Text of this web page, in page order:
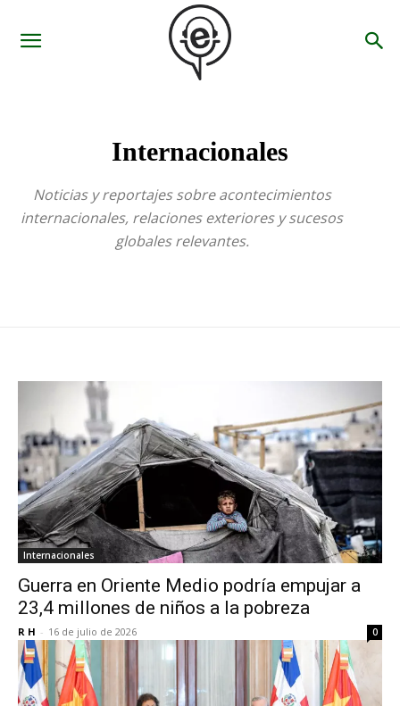
Internacionales
Noticias y reportajes sobre acontecimientos
internacionales, relaciones exteriores y sucesos
globales relevantes.
Internacionales
Guerra en Oriente Medio podría empujar a
23,4 millones de niños a la pobreza
R H - 16 de julio de 2026 0